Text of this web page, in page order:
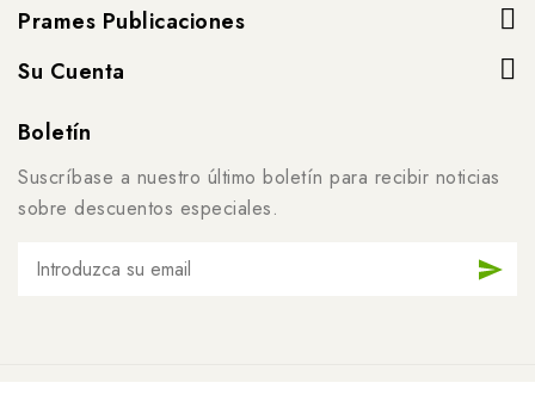
Prames Publicaciones
Su Cuenta
Boletín
Suscríbase a nuestro último boletín para recibir noticias
sobre descuentos especiales.